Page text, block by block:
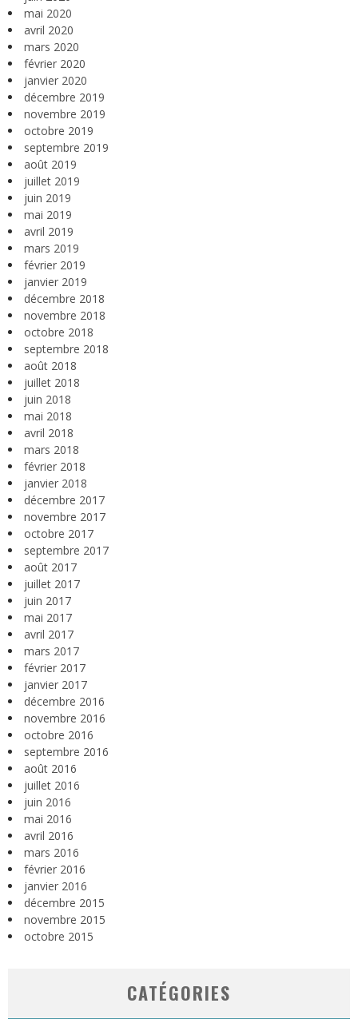
mai 2020
avril 2020
mars 2020
février 2020
janvier 2020
décembre 2019
novembre 2019
octobre 2019
septembre 2019
août 2019
juillet 2019
juin 2019
mai 2019
avril 2019
mars 2019
février 2019
janvier 2019
décembre 2018
novembre 2018
octobre 2018
septembre 2018
août 2018
juillet 2018
juin 2018
mai 2018
avril 2018
mars 2018
février 2018
janvier 2018
décembre 2017
novembre 2017
octobre 2017
septembre 2017
août 2017
juillet 2017
juin 2017
mai 2017
avril 2017
mars 2017
février 2017
janvier 2017
décembre 2016
novembre 2016
octobre 2016
septembre 2016
août 2016
juillet 2016
juin 2016
mai 2016
avril 2016
mars 2016
février 2016
janvier 2016
décembre 2015
novembre 2015
octobre 2015
CATÉGORIES